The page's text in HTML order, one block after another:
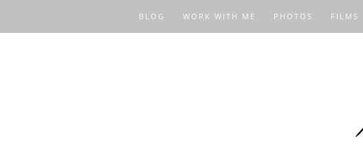
BLOG WORK WITH ME PHOTOS FILMS